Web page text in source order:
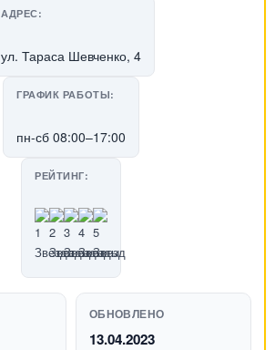
АДРЕС:
ул. Тараса Шевченко, 4
ГРАФИК РАБОТЫ:
пн-сб 08:00–17:00
РЕЙТИНГ:
ОБНОВЛЕНО
13.04.2023